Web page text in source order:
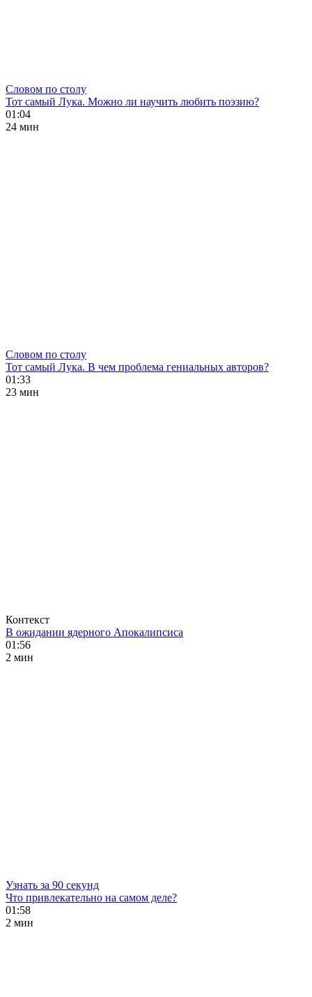
Словом по столу
Тот самый Лука. Можно ли научить любить поэзию?
01:04
24 мин
Словом по столу
Тот самый Лука. В чем проблема гениальных авторов?
01:33
23 мин
Контекст
В ожидании ядерного Апокалипсиса
01:56
2 мин
Узнать за 90 секунд
Что привлекательно на самом деле?
01:58
2 мин